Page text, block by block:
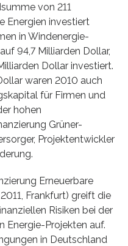
von 211
Energien investiert
in Windenergie-
94,7 Milliarden Dollar,
Dollar investiert.
waren 2010 auch
für Firmen und
hohen
Grüner-
Projektentwickler
Erneuerbare
Frankfurt) greift die
Risiken bei der
Energie-Projekten auf.
in Deutschland